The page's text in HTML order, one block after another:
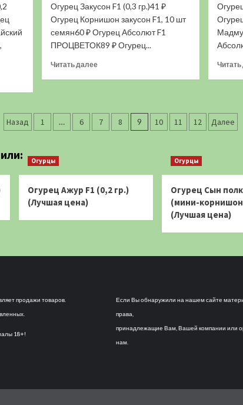
цена)
Огурец Закусон F1 (0,3 гр.)41 ₽
Огурец Корнишон закусон F1, 10 шт
семян60 ₽ Огурец Абсолют F1
ПРОЦВЕТОК89 ₽ Огурец...
Читать далееПрочитать
F1
(0,3
Пагинация
Назад 1 … 6 7 8 9 10 11 12 Далее
Огурцы
Огурец Ажур F1 (0,2 гр.)
(Лучшая цена)
Огурцы
Огурец Сын
(мини-
(Лучшая цена)
продажи товаров.
18+!
Если Вы обнаружили на нашем сайте
права,
принадлежащие Вам, Вашей компании или
нам.